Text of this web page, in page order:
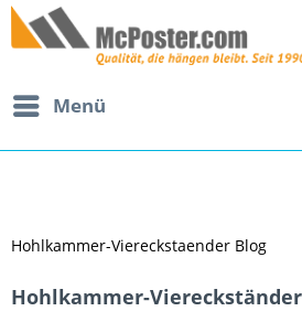
Menü
Hohlkammer-Viereckstaender Blog
Hohlkammer-Viereckständer